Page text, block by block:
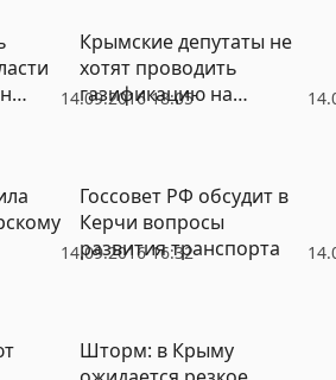
14.09.2016 18:05
Крымские депутаты не
хотят проводить
газификацию на
14.09.2016 16:32
Госсовет РФ обсудит в
Керчи вопросы
развития транспорта
Шторм: в Крыму